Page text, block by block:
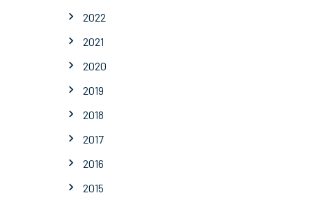
2022
2021
2020
2019
2018
2017
2016
2015